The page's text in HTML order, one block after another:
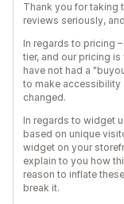
Thank you for taking
reviews seriously,
In regards to pricing
tier, and our pricing
have not had a
to make accessibility
changed.
In regards to widget
based on unique
widget on your
explain to you how
reason to inflate
break it.